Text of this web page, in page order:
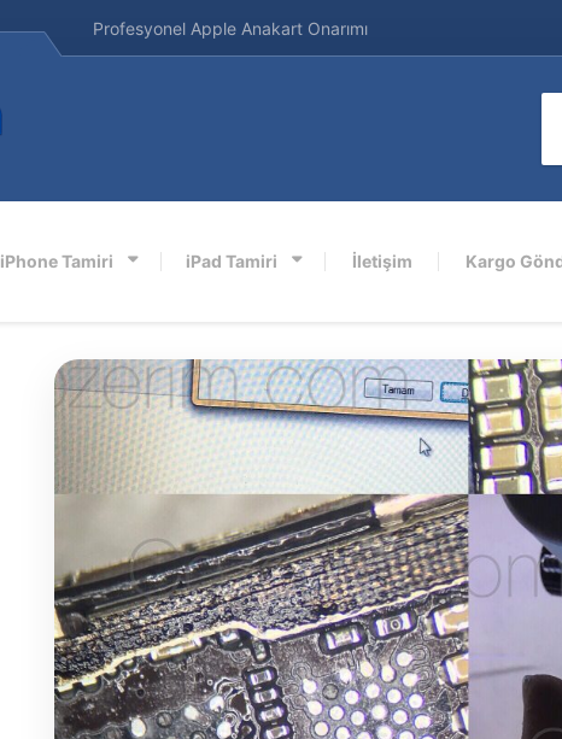
Profesyonel Apple Anakart Onarımı
iPhone Tamiri iPad Tamiri İletişim Kargo